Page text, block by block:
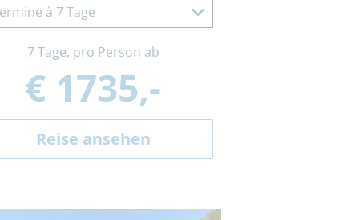
à 7 Tage
7 Tage, pro Person ab
€ 1735,-
Reise ansehen